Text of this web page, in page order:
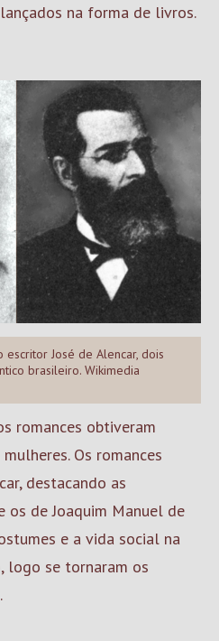
na forma de livros.
José de Alencar, dois
brasileiro. Wikimedia
romances obtiveram
Os romances
destacando as
os de Joaquim Manuel de
e a vida social na
logo se tornaram os